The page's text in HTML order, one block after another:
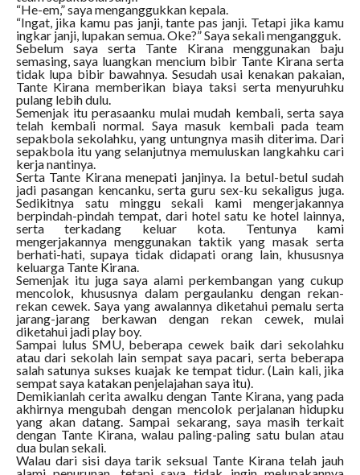
“He-em,” saya menganggukkan kepala.
“Ingat, jika kamu pas janji, tante pas janji. Tetapi jika kamu
ingkar janji, lupakan semua. Oke?” Saya sekali mengangguk.
Sebelum saya serta Tante Kirana menggunakan baju
semasing, saya luangkan mencium bibir Tante Kirana serta
tidak lupa bibir bawahnya. Sesudah usai kenakan pakaian,
Tante Kirana memberikan biaya taksi serta menyuruhku
pulang lebih dulu.
Semenjak itu perasaanku mulai mudah kembali, serta saya
telah kembali normal. Saya masuk kembali pada team
sepakbola sekolahku, yang untungnya masih diterima. Dari
sepakbola itu yang selanjutnya memuluskan langkahku cari
kerja nantinya.
Serta Tante Kirana menepati janjinya. Ia betul-betul sudah
jadi pasangan kencanku, serta guru sex-ku sekaligus juga.
Sedikitnya satu minggu sekali kami mengerjakannya
berpindah-pindah tempat, dari hotel satu ke hotel lainnya,
serta terkadang keluar kota. Tentunya kami
mengerjakannya menggunakan taktik yang masak serta
berhati-hati, supaya tidak didapati orang lain, khususnya
keluarga Tante Kirana.
Semenjak itu juga saya alami perkembangan yang cukup
mencolok, khususnya dalam pergaulanku dengan rekan-
rekan cewek. Saya yang awalannya diketahui pemalu serta
jarang-jarang berkawan dengan rekan cewek, mulai
diketahui jadi play boy.
Sampai lulus SMU, beberapa cewek baik dari sekolahku
atau dari sekolah lain sempat saya pacari, serta beberapa
salah satunya sukses kuajak ke tempat tidur. (Lain kali, jika
sempat saya katakan penjelajahan saya itu).
Demikianlah cerita awalku dengan Tante Kirana, yang pada
akhirnya mengubah dengan mencolok perjalanan hidupku
yang akan datang. Sampai sekarang, saya masih terkait
dengan Tante Kirana, walau paling-paling satu bulan atau
dua bulan sekali.
Walau dari sisi daya tarik seksual Tante Kirana telah jauh